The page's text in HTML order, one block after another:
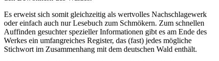
Es erweist sich somit gleichzeitig als wertvolles Nachschlagewerk
oder einfach auch nur Lesebuch zum Schmökern. Zum schnellen
Auffinden gesuchter spezieller Informationen gibt es am Ende des
Werkes ein umfangreiches Register, das (fast) jedes mögliche
Stichwort im Zusammenhang mit dem deutschen Wald enthält.